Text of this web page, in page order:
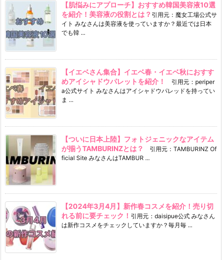
【肌悩みにアプローチ】おすすめ韓国美容液10選
を紹介！美容液の役割とは？ 引用元：魔女工場公式サ
イト みなさんは美容液を使っていますか？最近では日本
でも韓 ...
【イエベさん集合】イエベ春・イエベ秋におすす
めアイシャドウパレットを紹介！
引用元：periper
a公式サイト みなさんはアイシャドウパレッドを持ってい
ま ...
【ついに日本上陸】フォトジェニックなアイテム
が揃うTAMBURINZとは？
引用元：TAMBURINZ Of
ficial Site みなさんはTAMBUR ...
【2024年3月4月】新作春コスメを紹介！売り切
れる前に要チェック！ 引用元：daisipue公式 みなさん
は新作コスメをチェックしていますか？毎月毎 ...